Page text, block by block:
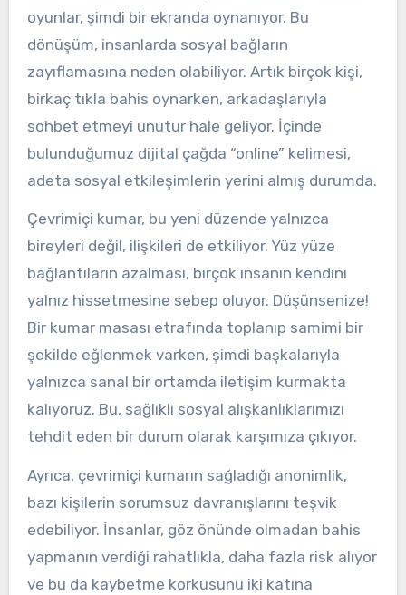
oyunlar, şimdi bir ekranda oynanıyor. Bu
dönüşüm, insanlarda sosyal bağların
zayıflamasına neden olabiliyor. Artık birçok kişi,
birkaç tıkla bahis oynarken, arkadaşlarıyla
sohbet etmeyi unutur hale geliyor. İçinde
bulunduğumuz dijital çağda “online” kelimesi,
adeta sosyal etkileşimlerin yerini almış durumda.
Çevrimiçi kumar, bu yeni düzende yalnızca
bireyleri değil, ilişkileri de etkiliyor. Yüz yüze
bağlantıların azalması, birçok insanın kendini
yalnız hissetmesine sebep oluyor. Düşünsenize!
Bir kumar masası etrafında toplanıp samimi bir
şekilde eğlenmek varken, şimdi başkalarıyla
yalnızca sanal bir ortamda iletişim kurmakta
kalıyoruz. Bu, sağlıklı sosyal alışkanlıklarımızı
tehdit eden bir durum olarak karşımıza çıkıyor.
Ayrıca, çevrimiçi kumarın sağladığı anonimlik,
bazı kişilerin sorumsuz davranışlarını teşvik
edebiliyor. İnsanlar, göz önünde olmadan bahis
yapmanın verdiği rahatlıkla, daha fazla risk alıyor
ve bu da kaybetme korkusunu iki katına